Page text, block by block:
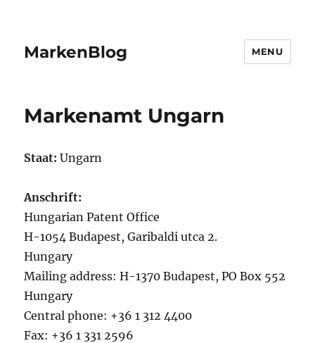
MarkenBlog MENU
Markenamt Ungarn
Staat: Ungarn
Anschrift:
Hungarian Patent Office
H-1054 Budapest, Garibaldi utca 2.
Hungary
Mailing address: H-1370 Budapest, PO Box 552
Hungary
Central phone: +36 1 312 4400
Fax: +36 1 331 2596